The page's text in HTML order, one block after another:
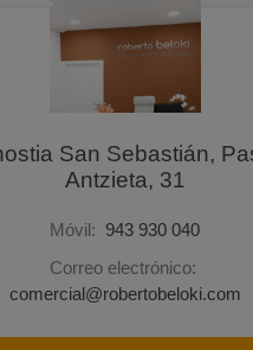
San Sebastián,
Antzieta, 31
Móvil: 943 930 040
Correo electrónico:
comercial@robertobeloki.com